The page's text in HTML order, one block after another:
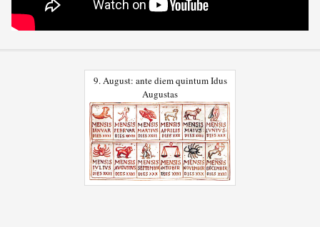
9. August: ante diem quintum Idus
Augustas